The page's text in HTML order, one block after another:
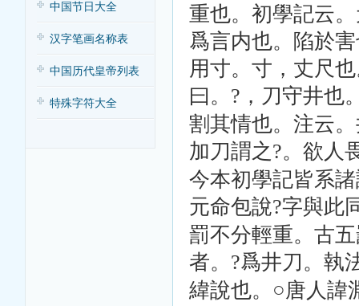
中国节日大全
汉字笔画名称表
中国历代皇帝列表
特殊字符大全
重也。初學記云
爲言内也。陷於
用寸。寸，丈尺
曰。 ? ，刀守井也
割其情也。注云
加刀謂之?。欲人
今本初學記皆系
元命包說?字與此
罰不分輕重。古
者。 ?爲井刀。執
緯說也。○唐人諱